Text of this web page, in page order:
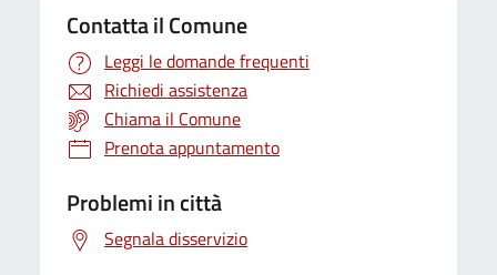
Contatta il Comune
Leggi le domande frequenti
Richiedi assistenza
Chiama il Comune
Prenota appuntamento
Problemi in città
Segnala disservizio